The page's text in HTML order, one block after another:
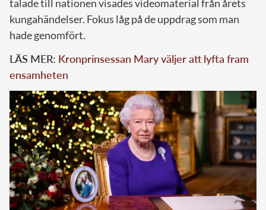
talade till nationen visades videomaterial från årets
kungahändelser. Fokus låg på de uppdrag som man
hade genomfört.
LÄS MER: Kronprinsessan Mary väljer att lyfta fram
ensamheten